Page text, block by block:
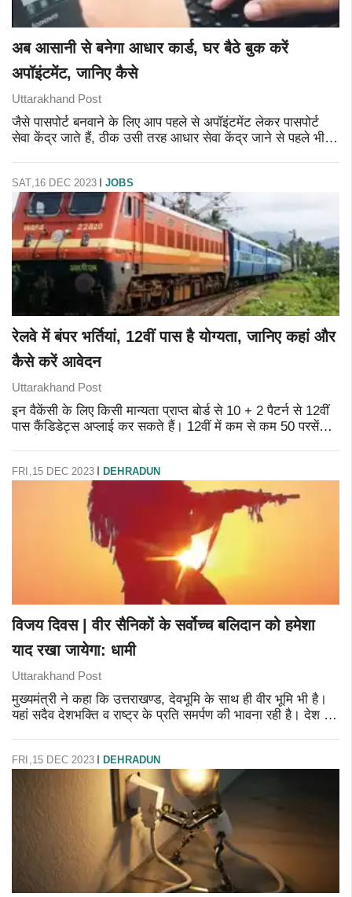
अब आसानी से बनेगा आधार कार्ड, घर बैठे बुक करें
अपॉइंटमेंट, जानिए कैसे
Uttarakhand Post
जैसे पासपोर्ट बनवाने के लिए आप पहले से अपॉइंटमेंट लेकर पासपोर्ट
सेवा केंद्र जाते हैं, ठीक उसी तरह आधार सेवा केंद्र जाने से पहले भी
SAT,16 DEC 2023 JOBS
रेलवे में बंपर भर्तियां, 12वीं पास है योग्यता, जानिए कहां और
कैसे करें आवेदन
Uttarakhand Post
इन वैकेंसी के लिए किसी मान्यता प्राप्त बोर्ड से 10 + 2 पैटर्न से 12वीं
पास कैंडिडेट्स अप्लाई कर सकते हैं। 12वीं में कम से कम 50 परसेंट
FRI,15 DEC 2023 DEHRADUN
विजय दिवस | वीर सैनिकों के सर्वोच्च बलिदान को हमेशा
याद रखा जायेगा: धामी
Uttarakhand Post
मुख्यमंत्री ने कहा कि उत्तराखण्ड, देवभूमि के साथ ही वीर भूमि भी है।
यहां सदैव देशभक्ति व राष्ट्र के प्रति समर्पण की भावना रही है। देश की
FRI,15 DEC 2023 DEHRADUN